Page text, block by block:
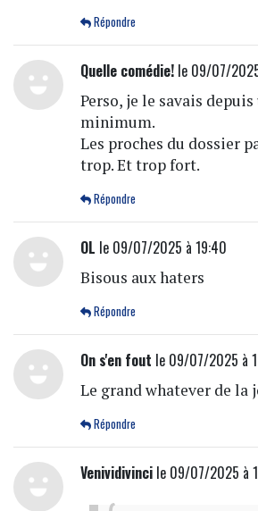
Répondre
Quelle comédie!le 09/07/
Perso, je le savais
minimum.
Les proches du dossier
trop. Et trop fort.
Répondre
OL le 09/07/2025 à 19:40
Bisous aux haters
Répondre
On s'en fout le 09/07/2025 à
Le grand whatever de la
Répondre
Venividivincile 09/07/2025 à